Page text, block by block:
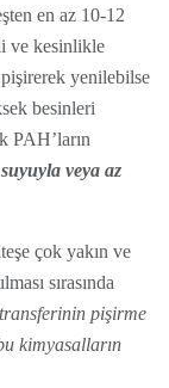
en az 10-12
ve kesinlikle
yenilebilse
besinleri
PAH’ların
veya az
çok yakın ve
sırasında
transferinin pişirme
kimyasalların